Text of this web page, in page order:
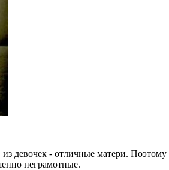
девочек - отличные матери.
неграмотные.